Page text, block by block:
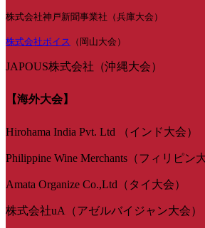
株式会社神戸新聞事業社（兵庫大会）
株式会社ボイス （岡山大会）
JAPOUS株式会社（沖縄大会）
【海外大会】
Hirohama India Pvt. Ltd （インド大会）
Philippine Wine Merchants（フィリピン
Amata Organize Co.,Ltd（タイ大会）
株式会社uA（アゼルバイジャン大会）